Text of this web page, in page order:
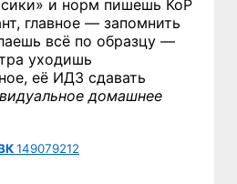
и норм пишешь КоР
главное — запомнить
всё по образцу —
уходишь
её ИДЗ сдавать
домашнее
149079212